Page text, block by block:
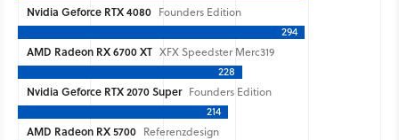
Nvidia Geforce RTX 4080 Founders Edition
294
AMD Radeon RX 6700 XT XFX Speedster Merc319
228
Nvidia Geforce RTX 2070 Super Founders Edition
214
AMD Radeon RX 5700 Referenzdesign